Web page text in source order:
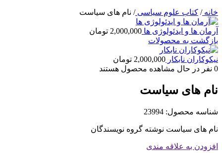
خانه/ کتاب علوم سیاسی/ نام های سیاست
آرمان ها و ایدئولوژی ها 2,000,000 تومان
بازگشت به محصولات
نیکوکاران نابکار 2,000,000 تومان
0 نفر در حال مشاهده محصول هستند
نام های سیاست
شناسه محصول: 23994
نام های سیاست نوشته گروه نویسندگان
افزودن به علاقه مندی